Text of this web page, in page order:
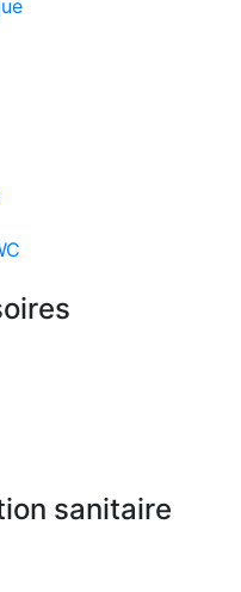
sanitaire